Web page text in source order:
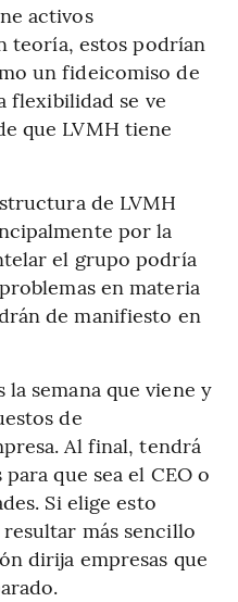
activos
teoría, estos podrían
un fideicomiso de
flexibilidad se ve
que LVMH tiene
de LVMH
por la
el grupo podría
en materia
de manifiesto en
semana que viene y
de
Al final, tendrá
que sea el CEO o
Si elige esto
más sencillo
dirija empresas que